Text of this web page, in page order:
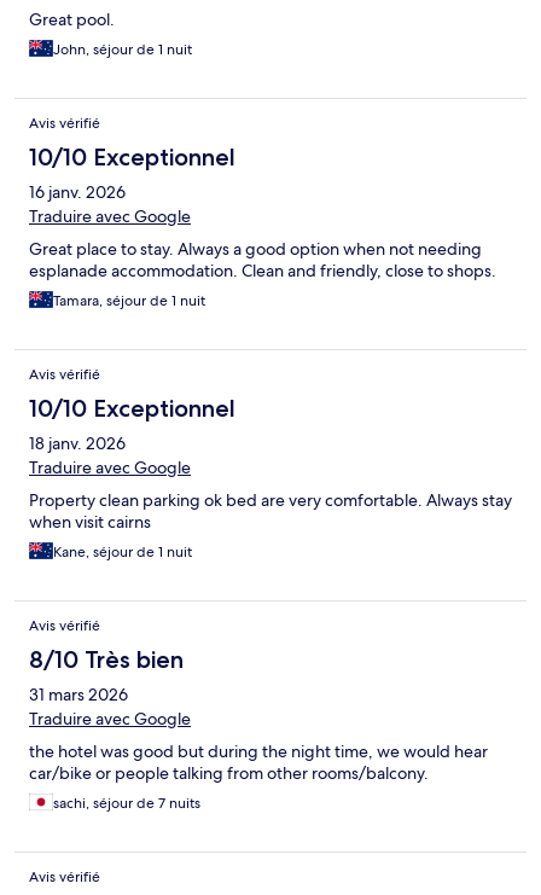
Great pool.
John, séjour de 1 nuit
Avis vérifié
10/10 Exceptionnel
16 janv. 2026
Traduire avec Google
Great place to stay. Always a good option when not needing
esplanade accommodation. Clean and friendly, close to shops.
Tamara, séjour de 1 nuit
Avis vérifié
10/10 Exceptionnel
18 janv. 2026
Traduire avec Google
Property clean parking ok bed are very comfortable. Always stay
when visit cairns
Kane, séjour de 1 nuit
Avis vérifié
8/10 Très bien
31 mars 2026
Traduire avec Google
the hotel was good but during the night time, we would hear
car/bike or people talking from other rooms/balcony.
sachi, séjour de 7 nuits
Avis vérifié